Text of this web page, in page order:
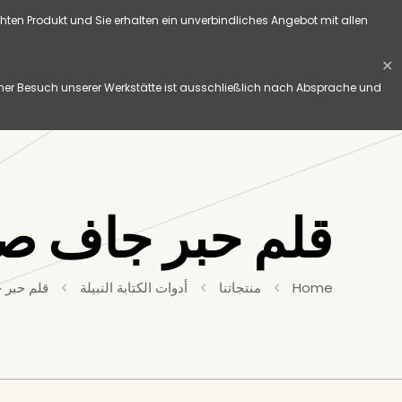
Produkt und Sie erhalten ein unverbindliches Angebot mit allen
Besuch unserer Werkstätte ist ausschließlich nach Absprache und
✕
قلم حبر جاف
Home منتجاتنا أدوات الكتابة النبيلة قلم